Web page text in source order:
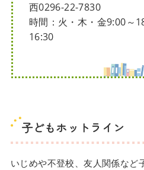
西0296-22-7830
時間：火・木・金9:00～
16:30
子どもホットライン
いじめや不登校、友人関係など